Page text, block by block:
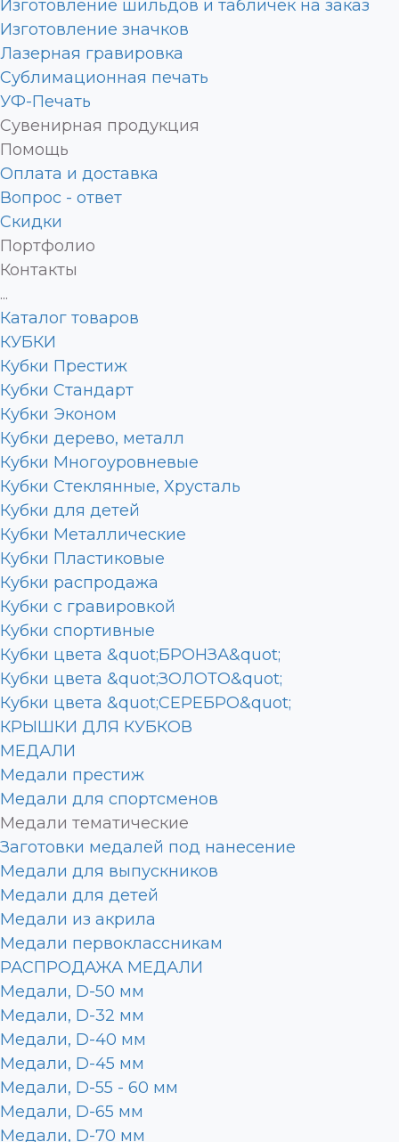
Изготовление шильдов и табличек на заказ
Изготовление значков
Лазерная гравировка
Сублимационная печать
УФ-Печать
Сувенирная продукция
Помощь
Оплата и доставка
Вопрос - ответ
Скидки
Портфолио
Контакты
...
Каталог товаров
КУБКИ
Кубки Престиж
Кубки Стандарт
Кубки Эконом
Кубки дерево, металл
Кубки Многоуровневые
Кубки Стеклянные, Хрусталь
Кубки для детей
Кубки Металлические
Кубки Пластиковые
Кубки распродажа
Кубки с гравировкой
Кубки спортивные
Кубки цвета &quot;БРОНЗА&quot;
Кубки цвета &quot;ЗОЛОТО&quot;
Кубки цвета &quot;СЕРЕБРО&quot;
КРЫШКИ ДЛЯ КУБКОВ
МЕДАЛИ
Медали престиж
Медали для спортсменов
Медали тематические
Заготовки медалей под нанесение
Медали для выпускников
Медали для детей
Медали из акрила
Медали первоклассникам
РАСПРОДАЖА МЕДАЛИ
Медали, D-50 мм
Медали, D-32 мм
Медали, D-40 мм
Медали, D-45 мм
Медали, D-55 - 60 мм
Медали, D-65 мм
Медали, D-70 мм